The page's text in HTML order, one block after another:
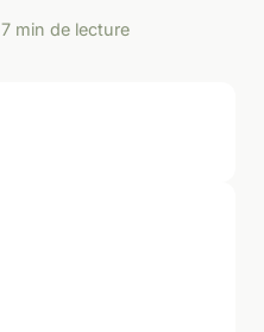
7 min de lecture